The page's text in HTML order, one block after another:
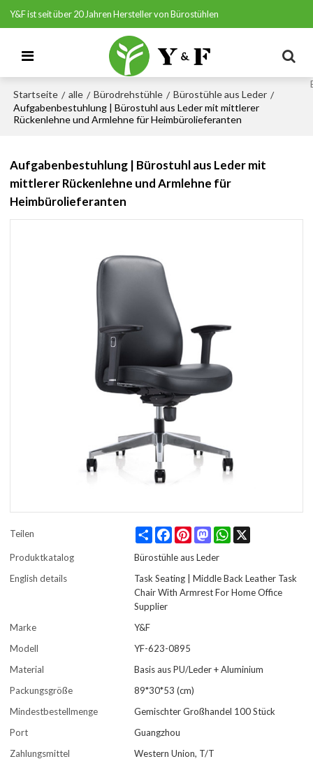
Y&F ist seit über 20 Jahren Hersteller von Bürostühlen
Startseite / alle / Bürodrehstühle / Bürostühle aus Leder /
Aufgabenbestuhlung | Bürostuhl aus Leder mit mittlerer
Rückenlehne und Armlehne für Heimbürolieferanten
Aufgabenbestuhlung | Bürostuhl aus Leder mit
mittlerer Rückenlehne und Armlehne für
Heimbürolieferanten
Teilen Share FacebookPinterestMastodonWhatsApp
Produktkatalog
Bürostühle aus Leder
English details
Task Seating | Middle Back Leather Task
Chair With Armrest For Home Office
Supplier
Marke
Y&F
Modell
YF-623-0895
Material
Basis aus PU/Leder + Aluminium
Packungsgröße
89*30*53 (cm)
Mindestbestellmenge
Gemischter Großhandel 100 Stück
Port
Guangzhou
Zahlungsmittel
Western Union, T/T